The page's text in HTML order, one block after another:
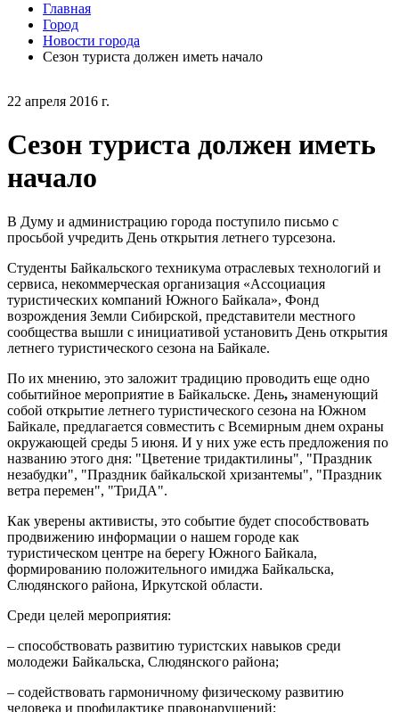
22 апреля 2016 г.
Сезон туриста должен иметь
начало
В Думу и администрацию города поступило письмо с
просьбой учредить День открытия летнего турсезона.
Студенты Байкальского техникума отраслевых технологий и
сервиса, некоммерческая организация «Ассоциация
туристических компаний Южного Байкала», Фонд
возрождения Земли Сибирской, представители местного
сообщества вышли с инициативой установить День открытия
летнего туристического сезона на Байкале.
По их мнению, это заложит традицию проводить еще одно
событийное мероприятие в Байкальске. День, знаменующий
собой открытие летнего туристического сезона на Южном
Байкале, предлагается совместить с Всемирным днем охраны
окружающей среды 5 июня. И у них уже есть предложения по
названию этого дня: "Цветение тридактилины", "Праздник
незабудки", "Праздник байкальской хризантемы", "Праздник
ветра перемен", "ТриДА".
Как уверены активисты, это событие будет способствовать
продвижению информации о нашем городе как
туристическом центре на берегу Южного Байкала,
формированию положительного имиджа Байкальска,
Слюдянского района, Иркутской области.
Среди целей мероприятия:
– способствовать развитию туристских навыков среди
молодежи Байкальска, Слюдянского района;
– содействовать гармоничному физическому развитию
человека и профилактике правонарушений;
Главная
Город
Новости города
Сезон туриста должен иметь начало